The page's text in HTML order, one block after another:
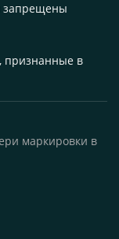
запрещены
признанные в
маркировки в